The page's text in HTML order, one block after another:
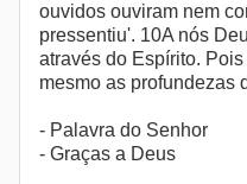
ouvidos ouviram nem
pressentiu'. 10A nós
através do Espírito.
mesmo as profundezas
- Palavra do Senhor
- Graças a Deus